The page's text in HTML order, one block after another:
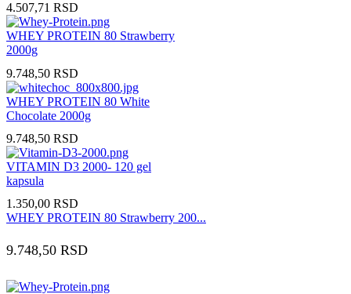
4.507,71 RSD
WHEY PROTEIN 80 Strawberry
2000g
9.748,50 RSD
WHEY PROTEIN 80 White
Chocolate 2000g
9.748,50 RSD
VITAMIN D3 2000- 120 gel
kapsula
1.350,00 RSD
WHEY PROTEIN 80 Strawberry 200...
9.748,50 RSD